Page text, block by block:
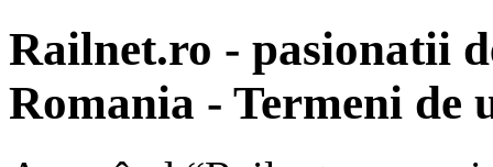
Railnet.ro - pasionatii
Romania - Termeni de